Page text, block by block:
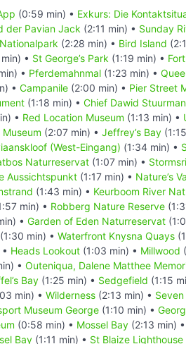
(0:59 min) • Exkurs: Die
der Pavian Jack (2:11 min) • Sunday
(2:28 min) • Bird Island
• St George’s Park (1:19 min) •
• Pferdemahnmal (1:23 min) •
• Campanile (2:00 min) • Pier Street
(1:18 min) • Chief Dawid
• Red Location Museum (1:13 min) •
(2:07 min) • Jeffrey’s Bay
(West-Eingang) (1:34 min) •
Naturreservat (1:07 min) •
Aussichtspunkt (1:17 min) • Nature’s
(1:43 min) • Keurboom River
min) • Robberg Nature Reserve
• Garden of Eden Naturreservat
(1:30 min) • Waterfront Knysna Quays
Heads Lookout (1:03 min) • Millwood
• Outeniqua, Dalene Matthee
Bay (1:25 min) • Sedgefield (1:15
min) • Wilderness (2:13 min) •
Museum George (1:10 min) •
(0:58 min) • Mossel Bay (2:13 min) •
Bay (1:11 min) • St Blaize Lighthouse